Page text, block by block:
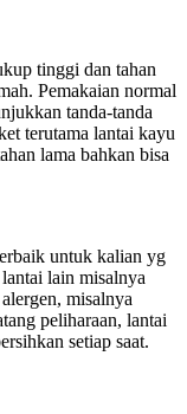
tinggi dan tahan
Pemakaian normal
tanda-tanda
terutama lantai kayu
lama bahkan bisa
untuk kalian yg
lain misalnya
misalnya
peliharaan, lantai
setiap saat.